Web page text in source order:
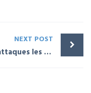
NEXT POST
Les attaques les plus connues sur WordPress